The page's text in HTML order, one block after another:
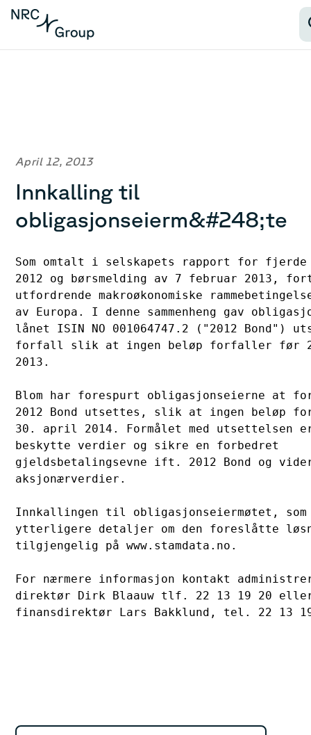
April 12, 2013
Innkalling til
obligasjonseierm&#248;te
Som omtalt i selskapets rapport for
2012 og børsmelding av 7 februar 2013,
utfordrende makroøkonomiske
av Europa. I denne sammenheng gav
lånet ISIN NO 001064747.2 ("2012 Bond")
forfall slik at ingen beløp forfaller før
2013.
Blom har forespurt obligasjonseierne at
2012 Bond utsettes, slik at ingen beløp
30. april 2014. Formålet med utsettelsen
beskytte verdier og sikre en forbedret
gjeldsbetalingsevne ift. 2012 Bond og
aksjonærverdier.
Innkallingen til obligasjonseiermøtet,
ytterligere detaljer om den foreslåtte
tilgjengelig på www.stamdata.no.
For nærmere informasjon kontakt
direktør Dirk Blaauw tlf. 22 13 19 20
finansdirektør Lars Bakklund, tel. 22 13